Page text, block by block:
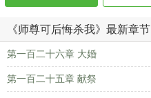
《师尊可后悔杀我》最新章节
第一百二十六章 大婚
第一百二十五章 献祭